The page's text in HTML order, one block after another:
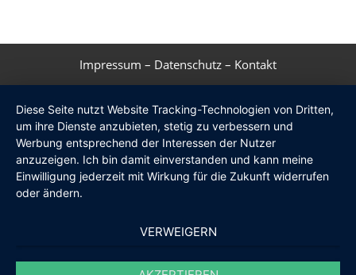
Impressum – Datenschutz – Kontakt
Diese Seite nutzt Website Tracking-Technologien von Dritten,
um ihre Dienste anzubieten, stetig zu verbessern und
Werbung entsprechend der Interessen der Nutzer
anzuzeigen. Ich bin damit einverstanden und kann meine
Einwilligung jederzeit mit Wirkung für die Zukunft widerrufen
oder ändern.
VERWEIGERN